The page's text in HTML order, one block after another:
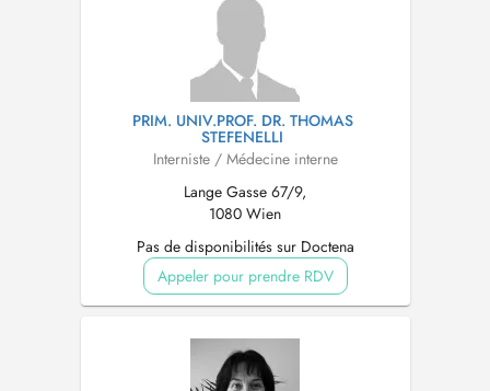
PRIM. UNIV.PROF. DR. THOMAS
STEFENELLI
Interniste / Médecine interne
Lange Gasse 67/9,
1080 Wien
Pas de disponibilités sur Doctena
Appeler pour prendre RDV